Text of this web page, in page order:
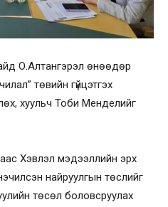
О.Алтангэрэл өнөөдөр
төвийн гүйцэтгэх
хуульч Тоби Менделийг
Хэвлэл мэдээллийн эрх
найруулгын төслийг
төсөл боловсруулах